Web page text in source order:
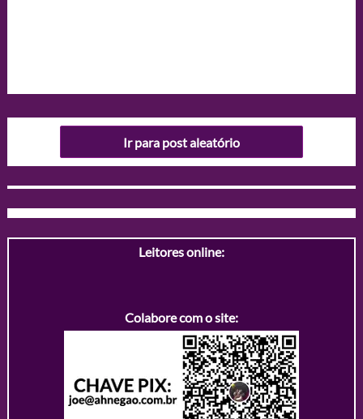
Ir para post aleatório
Leitores online:
Colabore com o site: